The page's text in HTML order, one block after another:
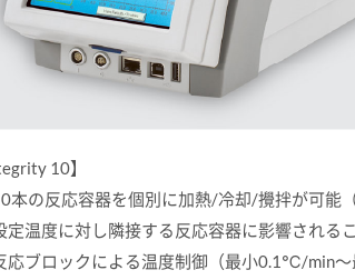
10】
本の反応容器を個別に加熱/冷却/攪拌が可
定温度に対し隣接する反応容器に影響される
応ブロックによる温度制御（最小0.1℃/min